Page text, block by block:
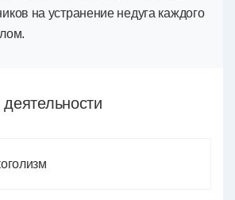
на устранение недуга каждого